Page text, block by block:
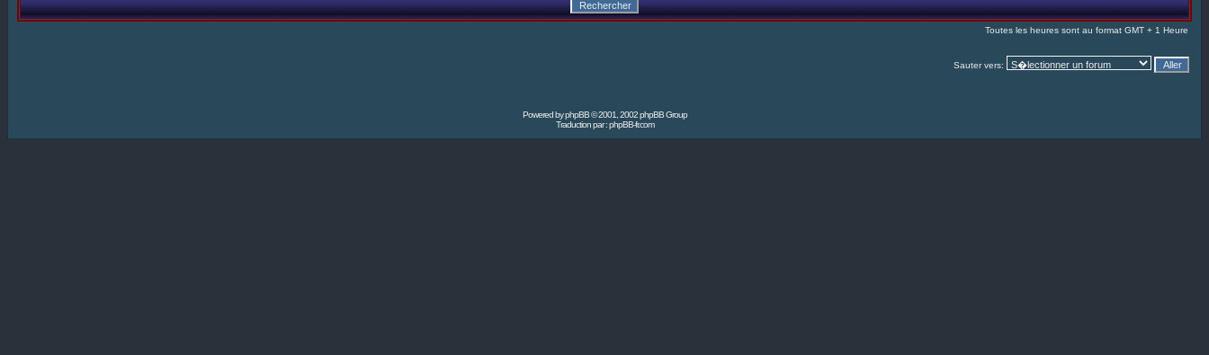
Toutes les heures sont au format GMT + 1 Heure
Sauter vers:
Powered byphpBB© 2001, 2002 phpBB Group
Traduction par :phpBB-fr.com